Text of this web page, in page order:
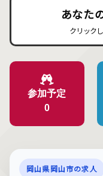
あなた
クリック
参加予定
0
岡山県岡山市の求人